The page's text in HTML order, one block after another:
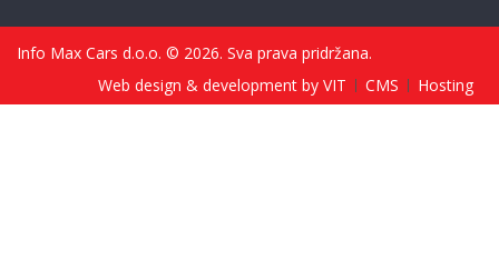
Info Max Cars d.o.o. © 2026. Sva prava pridržana.
Web design & development by VIT
CMS Hosting